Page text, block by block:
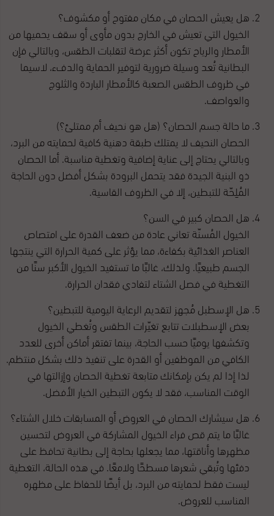
هل يعيش الحصان في مكان مفتوح أو مكشوف؟
الخيول التي تعيش في الخارج بدون مأوى أو سقف يحميها من
الأمطار والرياح تكون أكثر عرضة لتقلبات الطقس، وبالتالي فإن
البطانية تُعد وسيلة ضرورية لتوفير الحماية والدفء، لاسيما
في ظروف الطقس الصعبة كالأمطار الباردة والثلوج
والعواصف.
ما حالة جسم الحصان؟ (هل هو نحيف أم ممتلئ؟)
الحصان النحيف لا يمتلك طبقة دهنية كافية لحمايته من البرد،
وبالتالي يحتاج إلى عناية إضافية وتغطية مناسبة. أما الحصان
ذو البنية الجيدة فقد يتحمل البرودة بشكل أفضل دون الحاجة
المُلِحّة للتبطين، إلا في الظروف القاسية.
هل الحصان كبير في السن؟
الخيول المُسنّة تعاني عادة من ضعف القدرة على امتصاص
العناصر الغذائية بكفاءة، مما يؤثر على كمية الحرارة التي ينتجها
الجسم طبيعيًا. ولذلك، غالبًا ما تستفيد الخيول الأكبر سنًا من
التغطية في فصل الشتاء لتفادي فقدان الحرارة.
هل الإسطبل مُجهز لتقديم الرعاية اليومية للتبطين؟
بعض الإسطبلات تتابع تغيّرات الطقس وتُغطي الخيول
وتكشفها يوميًا حسب الحاجة، بينما تفتقر أماكن أخرى للعدد
الكافي من الموظفين أو القدرة على تنفيذ ذلك بشكل منتظم.
لذا إذا لم يكن بإمكانك متابعة تغطية الحصان وإزالتها في
الوقت المناسب، فقد لا يكون التبطين الخيار الأفضل.
هل سيشارك الحصان في العروض أو المسابقات خلال الشتاء؟
غالبًا ما يتم قص فراء الخيول المشاركة في العروض لتحسين
مظهرها وأناقتها، مما يجعلها بحاجة إلى بطانية تحافظ على
دفئها وتُبقي شعرها مسطحًا ولامعًا. في هذه الحالة، التغطية
ليست فقط لحمايته من البرد، بل أيضًا للحفاظ على مظهره
المناسب للعروض.